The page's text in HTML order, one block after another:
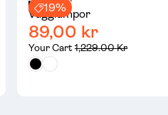
19%
Vägglampor
89,00 kr
Your Cart1,229.00 Kr